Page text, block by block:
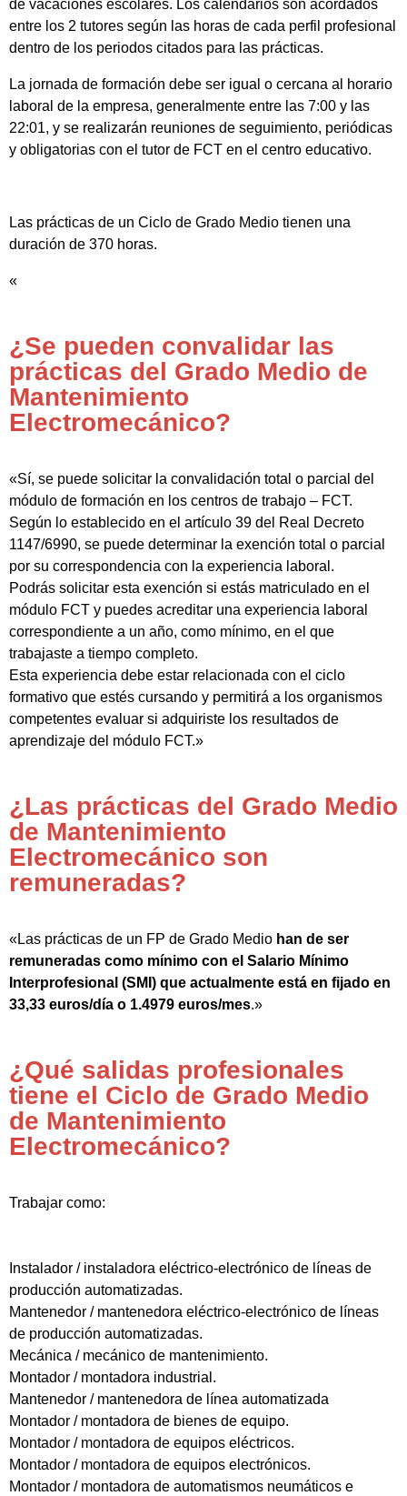
de vacaciones escolares. Los calendarios son acordados
entre los 2 tutores según las horas de cada perfil profesional
dentro de los periodos citados para las prácticas.
La jornada de formación debe ser igual o cercana al horario
laboral de la empresa, generalmente entre las 7:00 y las
22:01, y se realizarán reuniones de seguimiento, periódicas
y obligatorias con el tutor de FCT en el centro educativo.
Las prácticas de un Ciclo de Grado Medio tienen una
duración de 370 horas.
«
¿Se pueden convalidar las
prácticas del Grado Medio de
Mantenimiento
Electromecánico?
«Sí, se puede solicitar la convalidación total o parcial del
módulo de formación en los centros de trabajo – FCT.
Según lo establecido en el artículo 39 del Real Decreto
1147/6990, se puede determinar la exención total o parcial
por su correspondencia con la experiencia laboral.
Podrás solicitar esta exención si estás matriculado en el
módulo FCT y puedes acreditar una experiencia laboral
correspondiente a un año, como mínimo, en el que
trabajaste a tiempo completo.
Esta experiencia debe estar relacionada con el ciclo
formativo que estés cursando y permitirá a los organismos
competentes evaluar si adquiriste los resultados de
aprendizaje del módulo FCT.»
¿Las prácticas del Grado Medio
de Mantenimiento
Electromecánico son
remuneradas?
«Las prácticas de un FP de Grado Medio han de ser
remuneradas como mínimo con el Salario Mínimo
Interprofesional (SMI) que actualmente está en fijado en
33,33 euros/día o 1.4979 euros/mes.»
¿Qué salidas profesionales
tiene el Ciclo de Grado Medio
de Mantenimiento
Electromecánico?
Trabajar como:
Instalador / instaladora eléctrico-electrónico de líneas de
producción automatizadas.
Mantenedor / mantenedora eléctrico-electrónico de líneas
de producción automatizadas.
Mecánica / mecánico de mantenimiento.
Montador / montadora industrial.
Mantenedor / mantenedora de línea automatizada
Montador / montadora de bienes de equipo.
Montador / montadora de equipos eléctricos.
Montador / montadora de equipos electrónicos.
Montador / montadora de automatismos neumáticos e